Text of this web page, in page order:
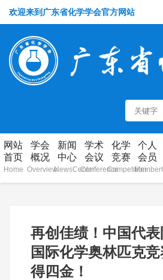
欢迎来到广东省化学学会官方网站
网站
首页
Home
学会
概况
Overview
新闻
中心
NewsCenter
学术
会议
Conference
化学
竞赛
Competition
个人
会员
Member
再创佳绩！中国代
国际化学奥林匹克
得四金！